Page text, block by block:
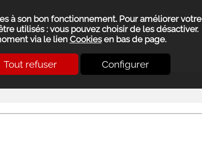
à son bon fonctionnement. Pour améliorer votre
utilisés : vous pouvez choisir de les désactiver.
via le lien Cookiesen bas de page.
Tout refuser Configurer